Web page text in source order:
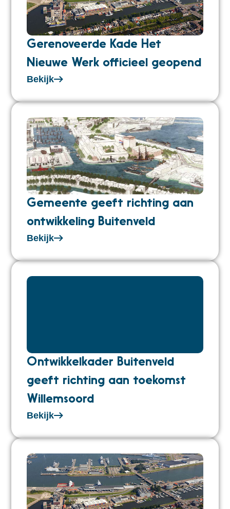
Gerenoveerde Kade Het
Nieuwe Werk officieel geopend
Bekijk
Gemeente geeft richting aan
ontwikkeling Buitenveld
Bekijk
Ontwikkelkader Buitenveld
geeft richting aan toekomst
Willemsoord
Bekijk